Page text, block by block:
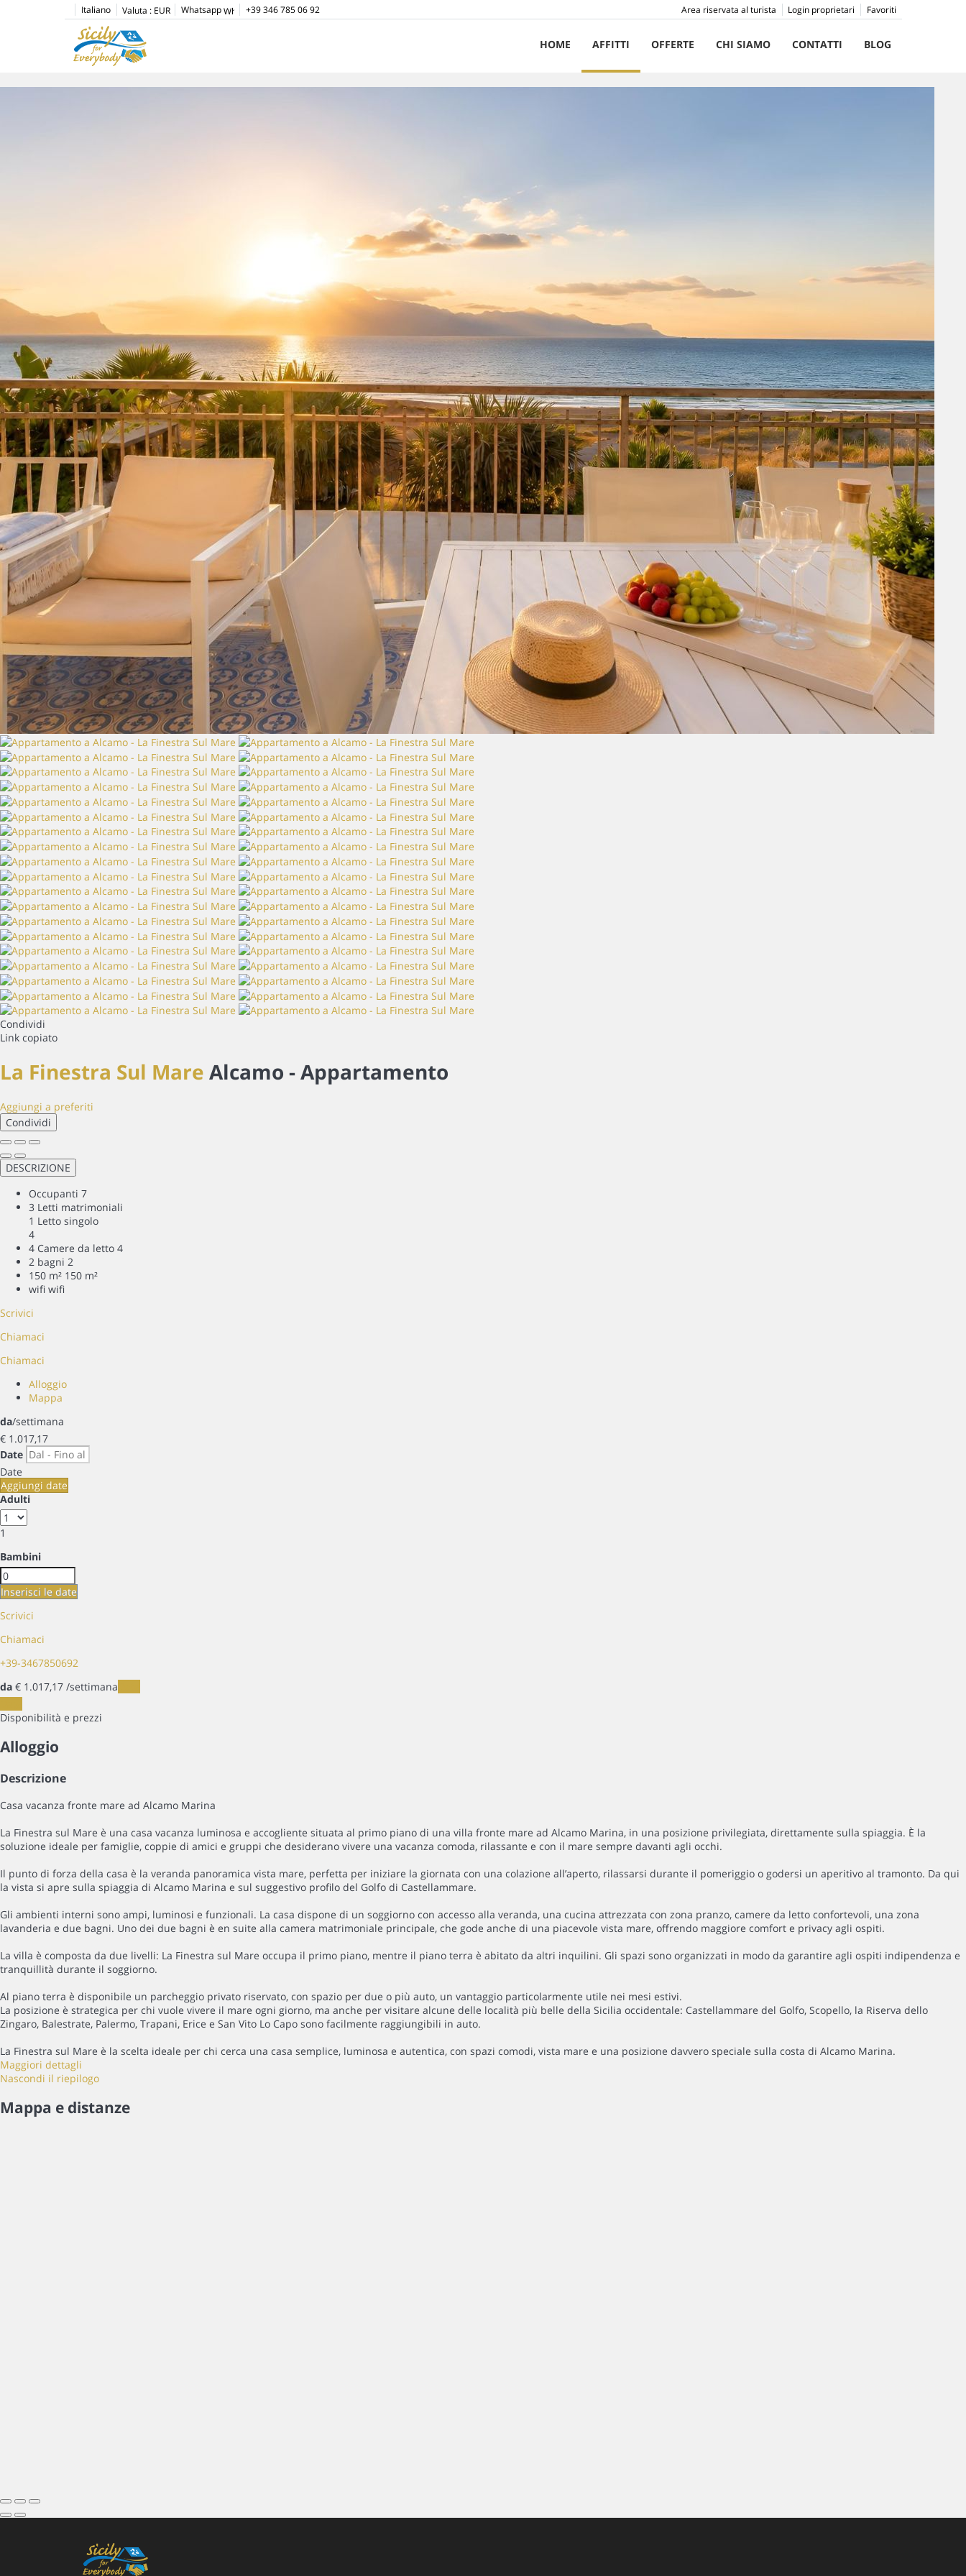
Italiano Valuta : EUR Whatsapp +39 346 785 06 92 Favoriti
Login proprietari
Area riservata al turista
HOME AFFITTI OFFERTE CHI SIAMO CONTATTI BLOG
Condividi
Link copiato
La Finestra Sul Mare Alcamo -Appartamento
Aggiungi a preferiti
Condividi
DESCRIZIONE
Occupanti 7
3 Letti matrimoniali
1 Letto singolo
4
4 Camere da letto 4
2 bagni 2
150 m² 150 m²
wifi wifi
Scrivici
Chiamaci
Chiamaci
Alloggio
Mappa
da/settimana
€ 1.017,17
Date
Date
Aggiungi date
Adulti
1
Bambini
Inserisci le date
Scrivici
Chiamaci
+39-3467850692
da € 1.017,17 /settimana
Disponibilità e prezzi
Alloggio
Descrizione
Casa vacanza fronte mare ad Alcamo Marina
La Finestra sul Mare è una casa vacanza luminosa e accogliente situata al primo piano di una villa fronte mare ad Alcamo Marina, in una posizione privilegiata, direttamente sulla spiaggia. È la
soluzione ideale per famiglie, coppie di amici e gruppi che desiderano vivere una vacanza comoda, rilassante e con il mare sempre davanti agli occhi.
Il punto di forza della casa è la veranda panoramica vista mare, perfetta per iniziare la giornata con una colazione all’aperto, rilassarsi durante il pomeriggio o godersi un aperitivo al tramonto. Da qui
la vista si apre sulla spiaggia di Alcamo Marina e sul suggestivo profilo del Golfo di Castellammare.
Gli ambienti interni sono ampi, luminosi e funzionali. La casa dispone di un soggiorno con accesso alla veranda, una cucina attrezzata con zona pranzo, camere da letto confortevoli, una zona
lavanderia e due bagni. Uno dei due bagni è en suite alla camera matrimoniale principale, che gode anche di una piacevole vista mare, offrendo maggiore comfort e privacy agli ospiti.
La villa è composta da due livelli: La Finestra sul Mare occupa il primo piano, mentre il piano terra è abitato da altri inquilini. Gli spazi sono organizzati in modo da garantire agli ospiti indipendenza e
tranquillità durante il soggiorno.
Al piano terra è disponibile un parcheggio privato riservato, con spazio per due o più auto, un vantaggio particolarmente utile nei mesi estivi.
La posizione è strategica per chi vuole vivere il mare ogni giorno, ma anche per visitare alcune delle località più belle della Sicilia occidentale: Castellammare del Golfo, Scopello, la Riserva dello
Zingaro, Balestrate, Palermo, Trapani, Erice e San Vito Lo Capo sono facilmente raggiungibili in auto.
La Finestra sul Mare è la scelta ideale per chi cerca una casa semplice, luminosa e autentica, con spazi comodi, vista mare e una posizione davvero speciale sulla costa di Alcamo Marina.
Maggiori dettagli
Nascondi il riepilogo
Mappa e distanze